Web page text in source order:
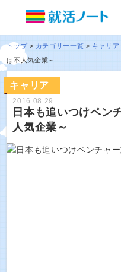
トップ カテゴリー一覧 キャリア
は不人気企業～
キャリア
2016.08.29
日本も追いつけベン
人気企業～